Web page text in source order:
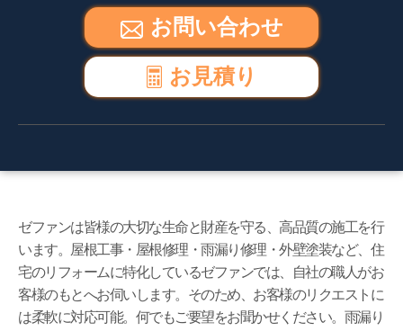
お問い合わせ
お見積り
ゼファンは皆様の大切な生命と財産を守る、高品質の施工を行
います。屋根工事・屋根修理・雨漏り修理・外壁塗装など、住
宅のリフォームに特化しているゼファンでは、自社の職人がお
客様のもとへお伺いします。そのため、お客様のリクエストに
は柔軟に対応可能。何でもご要望をお聞かせください。雨漏り